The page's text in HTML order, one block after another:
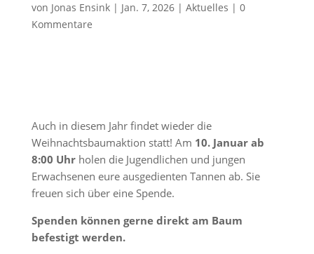
von Jonas Ensink| Jan. 7, 2026| Aktuelles | 0
Kommentare
Auch in diesem Jahr findet wieder die
Weihnachtsbaumaktion statt! Am 10. Januar ab
8:00 Uhrholen die Jugendlichen und jungen
Erwachsenen eure ausgedienten Tannen ab. Sie
freuen sich über eine Spende.
Spenden können gerne direkt am Baum
befestigt werden.